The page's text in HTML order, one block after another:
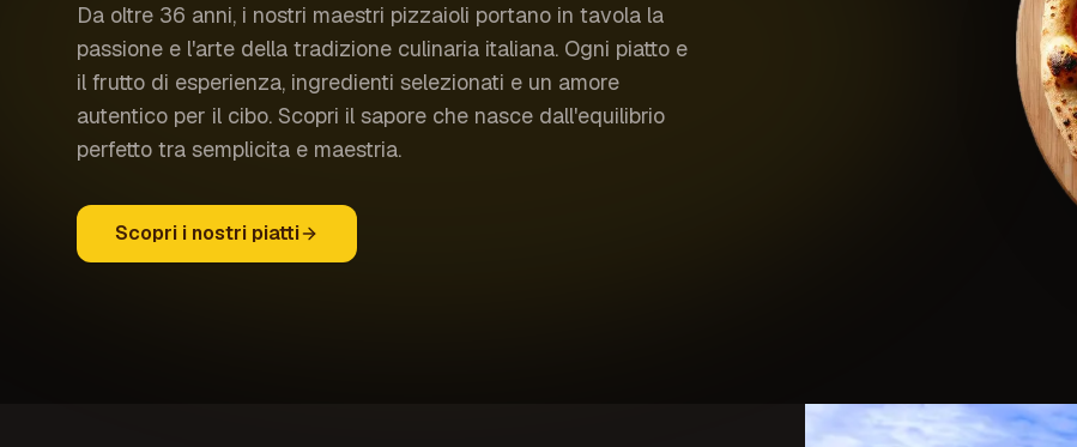
Da oltre 36 anni, i nostri maestri pizzaioli portano in tavola la
passione e l'arte della tradizione culinaria italiana. Ogni piatto e
il frutto di esperienza, ingredienti selezionati e un amore
autentico per il cibo. Scopri il sapore che nasce dall'equilibrio
perfetto tra semplicita e maestria.
Scopri i nostri piatti